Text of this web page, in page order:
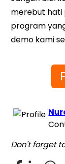
merebut hati
program
demo kami
Don't forget